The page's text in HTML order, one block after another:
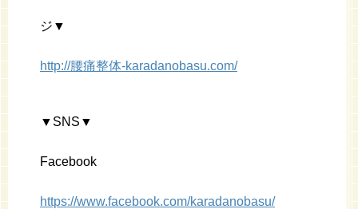
ジ▼
http://腰痛整体-karadanobasu.com/
▼SNS▼
Facebook
https://www.facebook.com/karadanobasu/